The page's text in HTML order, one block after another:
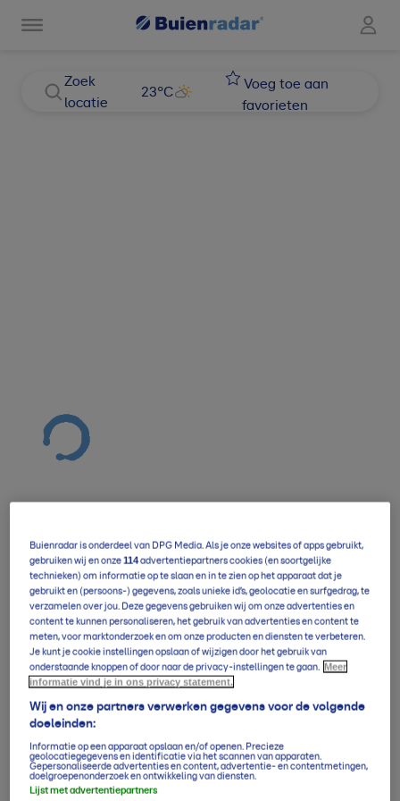
Zoek
locatie
23°C
Voeg toe aan
favorieten
Verwachting overzicht
5-daagse per uur
14-daagse verwachting
Klimaatgemiddelden
Buienradar is onderdeel van DPG Media. Als je onze websites of apps gebruikt,
gebruiken wij en onze114advertentiepartners cookies (en soortgelijke
technieken) om informatie op te slaan en in te zien op het apparaat dat je
gebruikt en (persoons-) gegevens, zoals unieke id’s, geolocatie en surfgedrag, te
verzamelen over jou. Deze gegevens gebruiken wij om onze advertenties en
content te kunnen personaliseren, het gebruik van advertenties en content te
meten, voor marktonderzoek en om onze producten en diensten te verbeteren.
Je kunt je cookie instellingen opslaan of wijzigen door het gebruik van
onderstaande knoppen of door naar de privacy-instellingen te gaan. Meer
informatie vind je in ons privacy statement.
Wij en onze partners verwerken gegevens voor de volgende
doeleinden:
Informatie op een apparaat opslaan en/of openen. Precieze
geolocatiegegevens en identificatie via het scannen van apparaten.
Gepersonaliseerde advertenties en content, advertentie- en contentmetingen,
doelgroepenonderzoek en ontwikkeling van diensten.
Lijst met advertentiepartners